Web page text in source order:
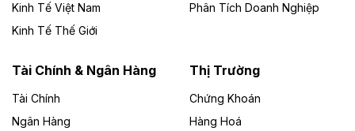
Theo vietnamfinance.vn
Đức Long Gia Lai mở rộng ‘hệ sinh thái’
Lai
Bốn doanh nghiệp có sự góp vốn của Công ty Cổ
phần Tập đoàn Đức Long Gia Lai (HoSE: DLG) được
Kinh Tế Việt Nam
Kinh Tế Thế Giới
Phân Tích Doanh Nghiệp
Tài Chính & Ngân Hàng
Tài Chính
Ngân Hàng
Thị Trường
Chứng Khoán
Hàng Hoá